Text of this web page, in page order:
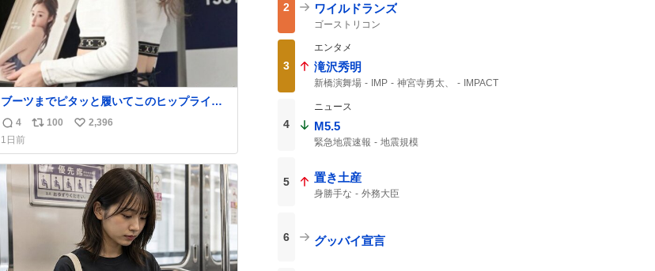
ブーツまでピタッと履いてこのヒップライ
ン…強すぎる。
返
信
数
4
リ
ス
ト
数
100
い
ね
数
2,396
1日前
2 ワイルドランズ
ゴーストリコン
3
エンタメ
滝沢秀明
新橋演舞場 IMP 神宮寺勇太、
IMPACT
4
ニュース
M5.5
緊急地震速報 地震規模
5 置き土産
身勝手な 外務大臣
6 グッバイ宣言